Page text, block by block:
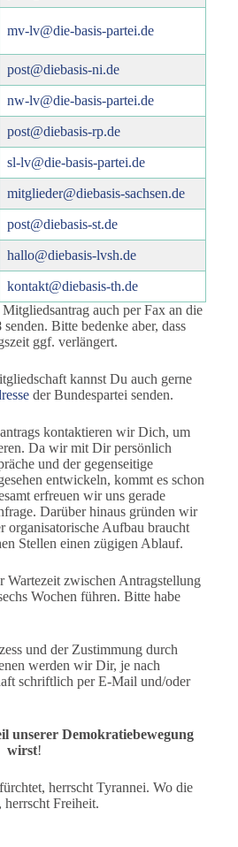
mv-lv@die-basis-partei.de
post@diebasis-ni.de
nw-lv@die-basis-partei.de
post@diebasis-rp.de
sl-lv@die-basis-partei.de
mitglieder@diebasis-sachsen.de
post@diebasis-st.de
hallo@diebasis-lvsh.de
kontakt@diebasis-th.de
auch per Fax an die
senden. Bitte bedenke aber, dass
ggf. verlängert.
kannst Du auch gerne
der Bundespartei senden.
kontaktieren wir Dich, um
Da wir mit Dir persönlich
und der gegenseitige
entwickeln, kommt es schon
erfreuen wir uns gerade
Darüber hinaus gründen wir
organisatorische Aufbau braucht
Stellen einen zügigen Ablauf.
Wartezeit zwischen Antragstellung
Wochen führen. Bitte habe
und der Zustimmung durch
werden wir Dir, je nach
schriftlich per E-Mail und/oder
unserer Demokratiebewegung
wirst!
herrscht Tyrannei. Wo die
Freiheit.